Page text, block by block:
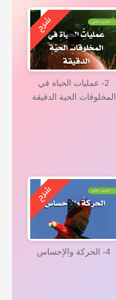
2- عمليات الحياة في
المخلوقات الحية الدقيقة
4- الحركة والإحساس